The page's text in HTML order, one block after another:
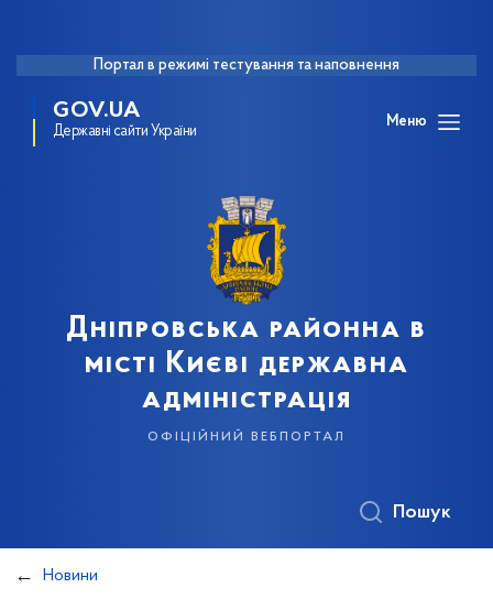
Портал в режимі тестування та наповнення
GOV.UA
Державні сайти України
Меню
Дніпровська районна в
місті Києві державна
адміністрація
офіційний вебпортал
Пошук
Новини